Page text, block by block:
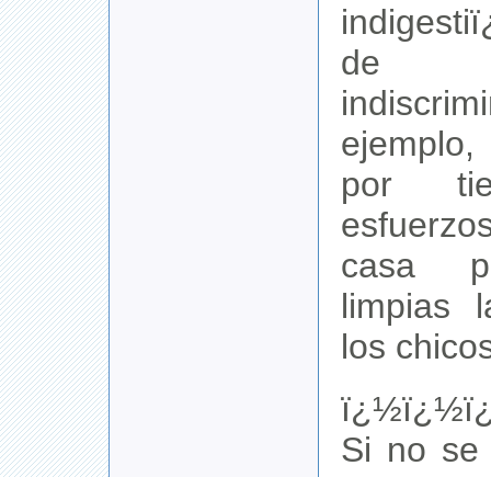
de
por
casa
limpias
los
Si no